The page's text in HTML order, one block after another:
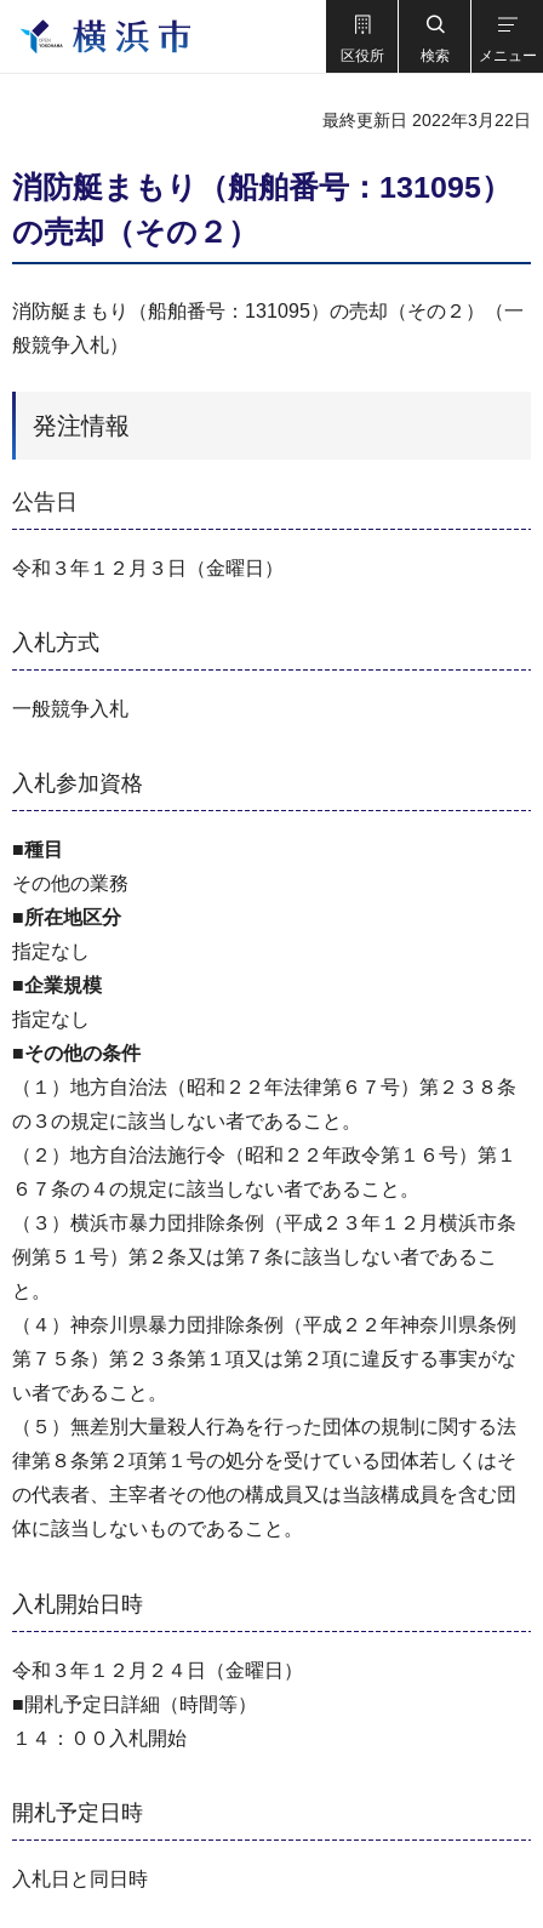
区役所 検索 メニュー
最終更新日 2022年3月22日
消防艇まもり（船舶番号：131095）
の売却（その２）
消防艇まもり（船舶番号：131095）の売却（その２）（一
般競争入札）
発注情報
公告日
令和３年１２月３日（金曜日）
入札方式
一般競争入札
入札参加資格
■種目
その他の業務
■所在地区分
指定なし
■企業規模
指定なし
■その他の条件
（１）地方自治法（昭和２２年法律第６７号）第２３８条
の３の規定に該当しない者であること。
（２）地方自治法施行令（昭和２２年政令第１６号）第１
６７条の４の規定に該当しない者であること。
（３）横浜市暴力団排除条例（平成２３年１２月横浜市条
例第５１号）第２条又は第７条に該当しない者であるこ
と。
（４）神奈川県暴力団排除条例（平成２２年神奈川県条例
第７５条）第２３条第１項又は第２項に違反する事実がな
い者であること。
（５）無差別大量殺人行為を行った団体の規制に関する法
律第８条第２項第１号の処分を受けている団体若しくはそ
の代表者、主宰者その他の構成員又は当該構成員を含む団
体に該当しないものであること。
入札開始日時
令和３年１２月２４日（金曜日）
■開札予定日詳細（時間等）
１４：００入札開始
開札予定日時
入札日と同日時